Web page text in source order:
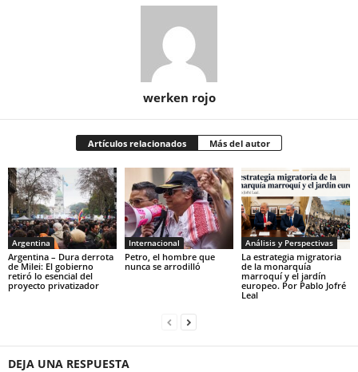
werken rojo
Artículos relacionados Más del autor
Argentina
Argentina – Dura derrota
de Milei: El gobierno
retiró lo esencial del
proyecto privatizador
Internacional
Petro, el hombre que
nunca se arrodilló
Análisis y Perspectivas
La estrategia migratoria
de la monarquía
marroquí y el jardín
europeo. Por Pablo Jofré
Leal
DEJA UNA RESPUESTA